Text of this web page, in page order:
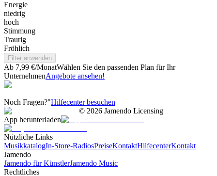
Energie
niedrig
hoch
Stimmung
Traurig
Fröhlich
Filter anwenden
Ab 7,99 €/MonatWählen Sie den passenden Plan für Ihr
UnternehmenAngebote ansehen!
Noch Fragen?"Hilfecenter besuchen
© 2026 Jamendo Licensing
App herunterladen
Nützliche Links
MusikkatalogIn-Store-RadiosPreiseKontaktHilfecenterKontakt
Jamendo
Jamendo für KünstlerJamendo Music
Rechtliches